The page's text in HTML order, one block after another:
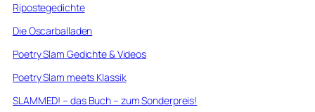
Ripostegedichte
Die Oscarballaden
Poetry Slam Gedichte & Videos
Poetry Slam meets Klassik
SLAMMED! – das Buch – zum Sonderpreis!